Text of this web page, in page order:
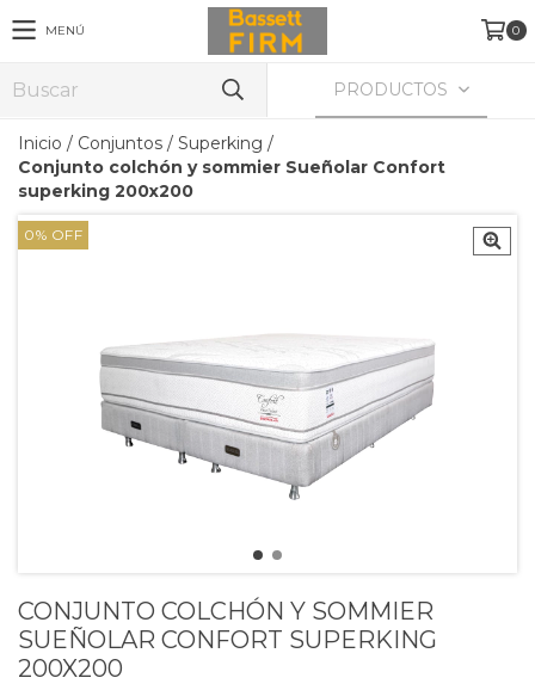
MENÚ 0
PRODUCTOS
Inicio / Conjuntos / Superking /
Conjunto colchón y sommier Sueñolar Confort
superking 200x200
0% OFF
CONJUNTO COLCHÓN Y SOMMIER
SUEÑOLAR CONFORT SUPERKING
200X200